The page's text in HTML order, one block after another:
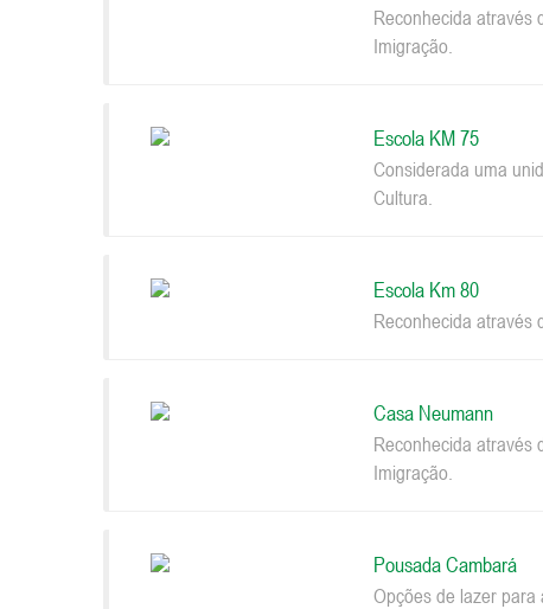
Reconhecida através
Imigração.
Escola KM 75
Considerada uma
Cultura.
Escola Km 80
Reconhecida através
Casa Neumann
Reconhecida através
Imigração.
Pousada Cambará
Opções de lazer